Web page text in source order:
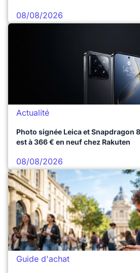
08/08/2026
Actualité
Photo signée Leica et Snapdragon
est à 366 € en neuf chez Rakuten
08/08/2026
Guide d'achat